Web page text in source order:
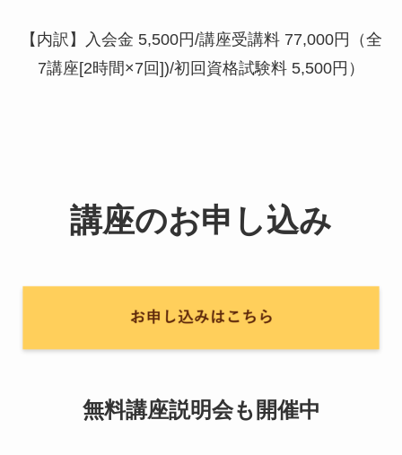
【内訳】入会金 5,500円/講座受講料 77,000円（全
7講座[2時間×7回])/初回資格試験料 5,500円）
講座のお申し込み
無料講座説明会も開催中